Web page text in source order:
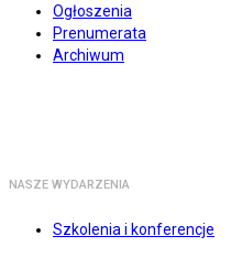
Ogłoszenia
Prenumerata
Archiwum
NASZE WYDARZENIA
Szkolenia i konferencje